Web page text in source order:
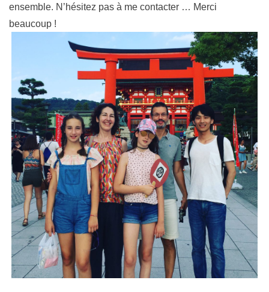
ensemble. N’hésitez pas à me contacter … Merci
beaucoup !